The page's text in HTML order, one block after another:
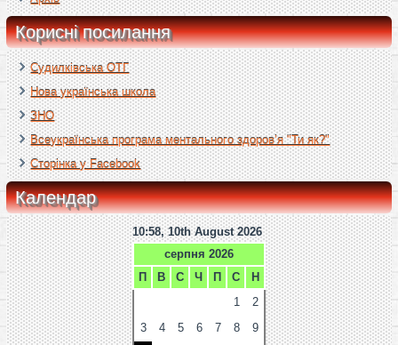
Корисні посилання
Судилківська ОТГ
Нова українська школа
ЗНО
Всеукраїнська програма ментального здоров’я "Ти як?"
Сторінка у Facebook
Календар
10:58, 10th August 2026
серпня 2026
П
В С Ч П С
Н
1
2
3
4 5 6 7 8
9